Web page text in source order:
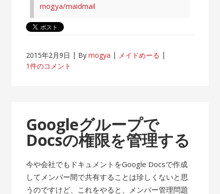
mogya/maidmail
2015年2月9日 Bymogya
メイドめーる
1件のコメント
Googleグループで
Docsの権限を管理する
今や会社でもドキュメントをGoogle Docsで作成
してメンバー間で共有することは珍しくないと思
うのですけど、これをやると、メンバー管理問題